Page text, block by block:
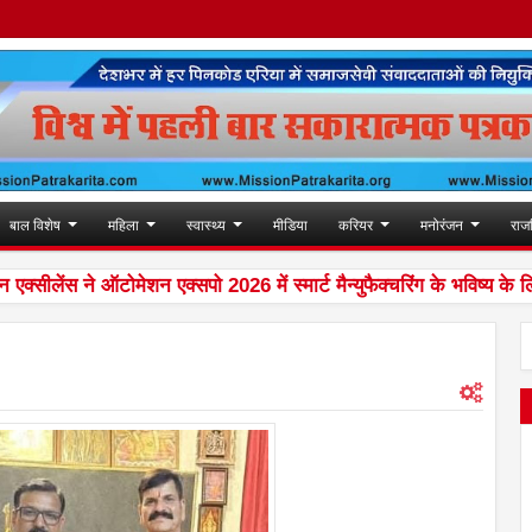
बाल विशेष महिला स्वास्थ्य मीडिया करियर मनोरंजन
ने ऑटोमेशन एक्सपो 2026 में स्मार्ट मैन्युफैक्चरिंग के भविष्य के लिए